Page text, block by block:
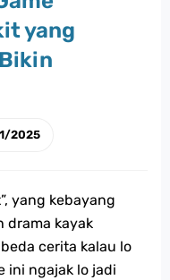
yang
2025
yang kebayang
drama kayak
cerita kalau lo
ini ngajak lo jadi